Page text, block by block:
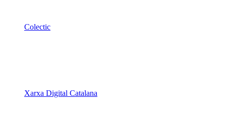
Colectic
Xarxa Digital Catalana